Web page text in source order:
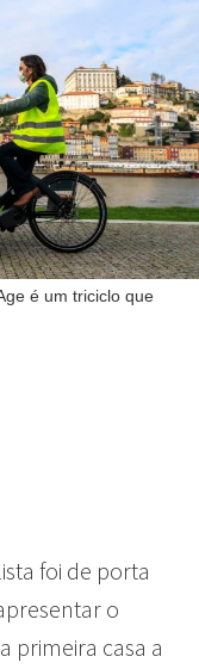
é um triciclo que
foi de porta
o
primeira casa a